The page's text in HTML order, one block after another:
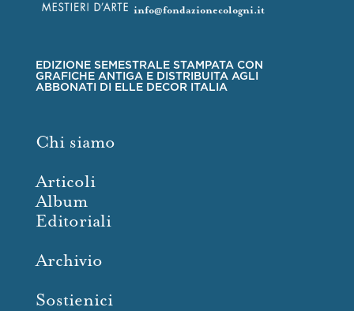
info@fondazionecologni.it
EDIZIONE SEMESTRALE STAMPATA CON
GRAFICHE ANTIGA E DISTRIBUITA AGLI
ABBONATI DI ELLE DECOR ITALIA
Chi siamo
Articoli
Album
Editoriali
Archivio
Sostienici